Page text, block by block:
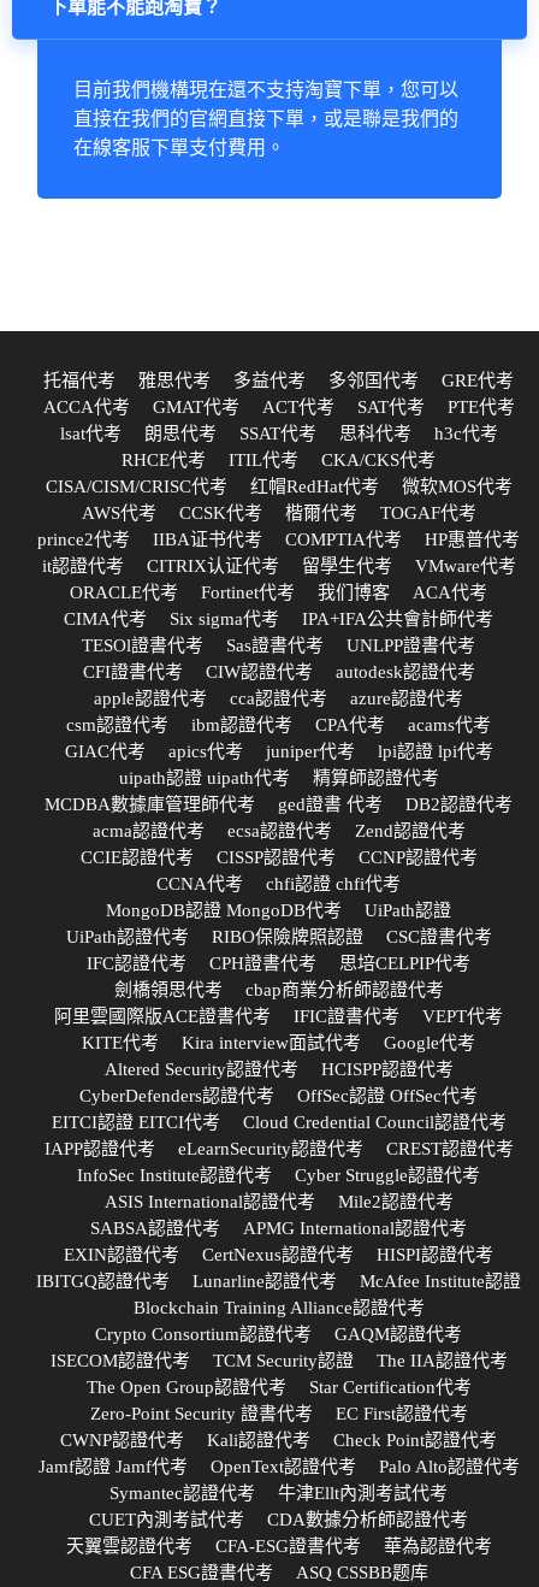
下單能不能跑淘寶？
目前我們機構現在還不支持淘寶下單，您可以
直接在我們的官網直接下單，或是聯是我們的
在線客服下單支付費用。
托福代考 雅思代考 多益代考 多邻国代考
GRE代考
ACCA代考
GMAT代考 ACT代考 SAT代考
PTE代考
lsat代考
朗思代考 SSAT代考 思科代考
h3c代考
RHCE代考
ITIL代考
CKA/CKS代考
CISA/CISM/CRISC代考
红帽RedHat代考
微软MOS代考
AWS代考
CCSK代考 楷爾代考
TOGAF代考
prince2代考
IIBA证书代考 COMPTIA代考
HP惠普代考
it認證代考
CITRIX认证代考 留學生代考
VMware代考
ORACLE代考
Fortinet代考 我们博客
ACA代考
CIMA代考
Six sigma代考
IPA+IFA公共會計師代考
TESOl證書代考
Sas證書代考
UNLPP證書代考
CFI證書代考
CIW認證代考
autodesk認證代考
apple認證代考
cca認證代考
azure認證代考
csm認證代考
ibm認證代考 CPA代考
acams代考
GIAC代考
apics代考 juniper代考
lpi認證 lpi代考
uipath認證 uipath代考
精算師認證代考
MCDBA數據庫管理師代考
ged證書 代考
DB2認證代考
acma認證代考
ecsa認證代考
Zend認證代考
CCIE認證代考
CISSP認證代考
CCNP認證代考
CCNA代考
chfi認證 chfi代考
MongoDB認證 MongoDB代考
UiPath認證
UiPath認證代考
RIBO保險牌照認證
CSC證書代考
IFC認證代考
CPH證書代考
思培CELPIP代考
劍橋領思代考
cbap商業分析師認證代考
阿里雲國際版ACE證書代考
IFIC證書代考
VEPT代考
KITE代考
Kira interview面試代考
Google代考
Altered Security認證代考
HCISPP認證代考
CyberDefenders認證代考
OffSec認證 OffSec代考
EITCI認證 EITCI代考
Cloud Credential Council認證代考
IAPP認證代考
eLearnSecurity認證代考
CREST認證代考
InfoSec Institute認證代考
Cyber Struggle認證代考
ASIS International認證代考
Mile2認證代考
SABSA認證代考
APMG International認證代考
EXIN認證代考
CertNexus認證代考
HISPI認證代考
IBITGQ認證代考
Lunarline認證代考
McAfee Institute認證
Blockchain Training Alliance認證代考
Crypto Consortium認證代考
GAQM認證代考
ISECOM認證代考
TCM Security認證
The IIA認證代考
The Open Group認證代考
Star Certification代考
Zero-Point Security 證書代考
EC First認證代考
CWNP認證代考
Kali認證代考
Check Point認證代考
Jamf認證 Jamf代考
OpenText認證代考
Palo Alto認證代考
Symantec認證代考
牛津Ellt內測考試代考
CUET內測考試代考
CDA數據分析師認證代考
天翼雲認證代考
CFA-ESG證書代考
華為認證代考
CFA ESG證書代考
ASQ CSSBB题库